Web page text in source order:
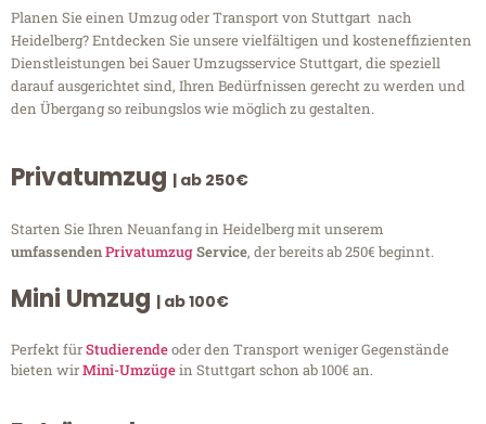
Planen Sie einen Umzug oder Transport von Stuttgart nach
Heidelberg? Entdecken Sie unsere vielfältigen und kosteneffizienten
Dienstleistungen bei Sauer Umzugsservice Stuttgart, die speziell
darauf ausgerichtet sind, Ihren Bedürfnissen gerecht zu werden und
den Übergang so reibungslos wie möglich zu gestalten.
Privatumzug | ab 250€
Starten Sie Ihren Neuanfang in Heidelberg mit unserem
umfassendenPrivatumzugService, der bereits ab 250€ beginnt.
Mini Umzug | ab 100€
Perfekt fürStudierendeoder den Transport weniger Gegenstände
bieten wirMini-Umzügein Stuttgart schon ab 100€ an.